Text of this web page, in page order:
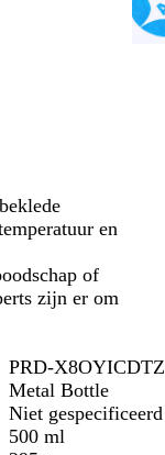
r
o
en
of
zijn er om
PRD-X8OYICDTZ
Metal Bottle
Niet gespecificeerd
500 ml